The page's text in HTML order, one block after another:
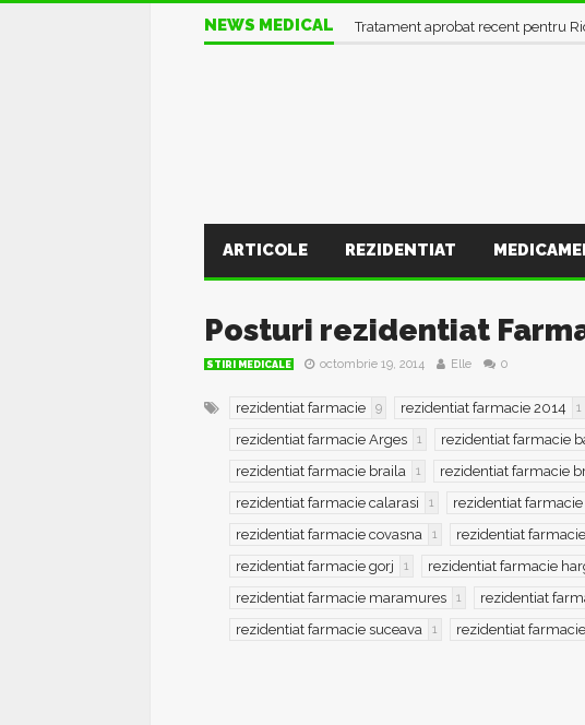
NEWS MEDICAL Informații UTILE în plin val de
ARTICOLE REZIDENTIAT
Posturi rezidentiat
STIRI MEDICALE octombrie 19, 2014 Elle 0
rezidentiat farmacie 9 rezidentiat farmacie 2014 1
rezidentiat farmacie Arges 1 rezidentiat farmacie
rezidentiat farmacie braila 1 rezidentiat farmacie
rezidentiat farmacie calarasi 1 rezidentiat
rezidentiat farmacie covasna 1 rezidentiat
rezidentiat farmacie gorj 1 rezidentiat farmacie
rezidentiat farmacie maramures 1 rezidentiat
rezidentiat farmacie suceava 1 rezidentiat